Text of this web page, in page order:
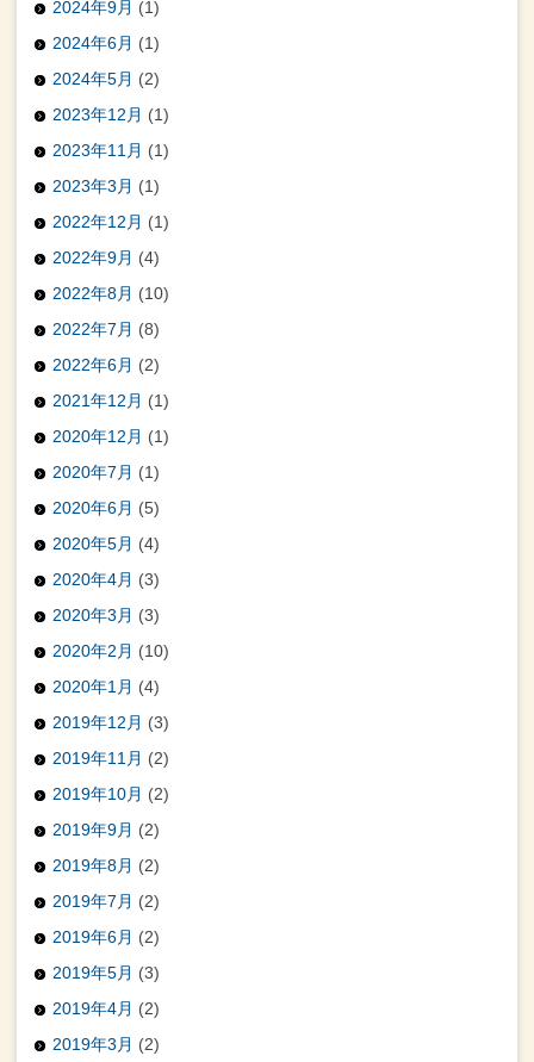
2024年9月 (1)
2024年6月 (1)
2024年5月 (2)
2023年12月 (1)
2023年11月 (1)
2023年3月 (1)
2022年12月 (1)
2022年9月 (4)
2022年8月 (10)
2022年7月 (8)
2022年6月 (2)
2021年12月 (1)
2020年12月 (1)
2020年7月 (1)
2020年6月 (5)
2020年5月 (4)
2020年4月 (3)
2020年3月 (3)
2020年2月 (10)
2020年1月 (4)
2019年12月 (3)
2019年11月 (2)
2019年10月 (2)
2019年9月 (2)
2019年8月 (2)
2019年7月 (2)
2019年6月 (2)
2019年5月 (3)
2019年4月 (2)
2019年3月 (2)